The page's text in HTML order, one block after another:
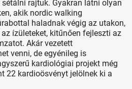
rajtuk. Gyakran látni olyan
akik nordic walking
haladnak végig az utakon,
ízületeket, kitűnően fejleszti az
Akár vezetett
venni, de egyénileg is
kardiológiai projekt még
22 kardioösvényt jelölnek ki a